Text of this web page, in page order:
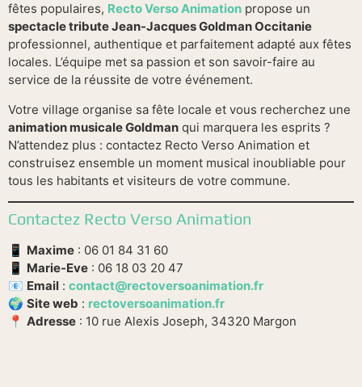
fêtes populaires, Recto Verso Animation propose un
spectacle tribute Jean-Jacques Goldman Occitanie
professionnel, authentique et parfaitement adapté aux fêtes
locales. L’équipe met sa passion et son savoir-faire au
service de la réussite de votre événement.
Votre village organise sa fête locale et vous recherchez une
animation musicale Goldman qui marquera les esprits ?
N’attendez plus : contactez Recto Verso Animation et
construisez ensemble un moment musical inoubliable pour
tous les habitants et visiteurs de votre commune.
Contactez Recto Verso Animation
📱 Maxime : 06 01 84 31 60
📱 Marie-Eve : 06 18 03 20 47
📧 Email : contact@rectoversoanimation.fr
🌍 Site web : rectoversoanimation.fr
📍 Adresse : 10 rue Alexis Joseph, 34320 Margon